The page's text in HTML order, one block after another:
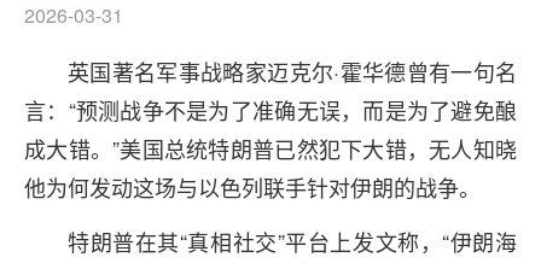
2026-03-31
英国著名军事战略家迈克尔·霍华德曾有一句名
言：“预测战争不是为了准确无误，而是为了避免酿
成大错。”美国总统特朗普已然犯下大错，无人知晓
他为何发动这场与以色列联手针对伊朗的战争。
特朗普在其“真相社交”平台上发文称，“伊朗海